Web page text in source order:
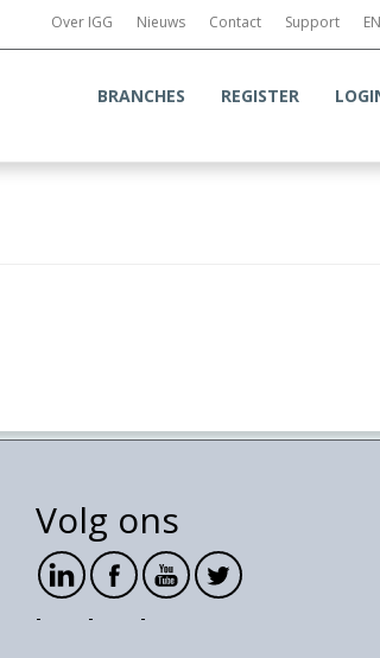
REGISTER
BRANCHES
Over IGG Nieuws Contact Support EN
Volg ons